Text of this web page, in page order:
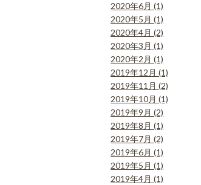
2020年6月 (1)
2020年5月 (1)
2020年4月 (2)
2020年3月 (1)
2020年2月 (1)
2019年12月 (1)
2019年11月 (2)
2019年10月 (1)
2019年9月 (2)
2019年8月 (1)
2019年7月 (2)
2019年6月 (1)
2019年5月 (1)
2019年4月 (1)